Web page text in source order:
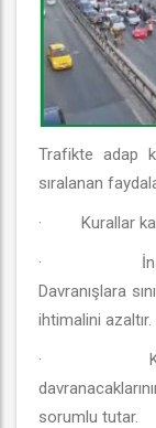
Trafikte adap
sıralanan
·
Kurallar
·
Davranışlara
ihtimalini azaltır.
·
sorumlu tutar.